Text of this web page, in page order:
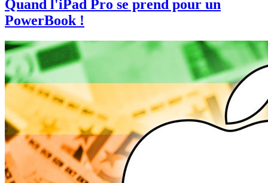
Quand l'iPad Pro se prend pour un
PowerBook !